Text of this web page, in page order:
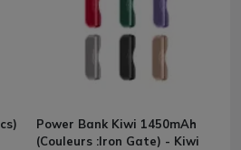
Power Bank Kiwi 1450mAh
(Couleurs :Iron Gate) - Kiwi